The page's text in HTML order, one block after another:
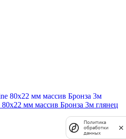
мм массив Бронза 3м глянец
Политика
обработки
данных